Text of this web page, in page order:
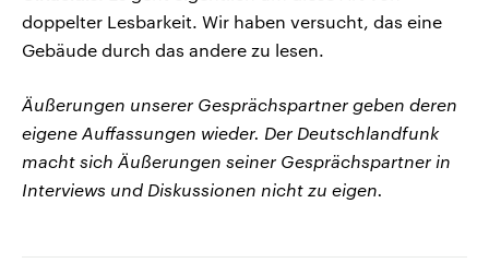
doppelter Lesbarkeit. Wir haben versucht, das eine
Gebäude durch das andere zu lesen.
Äußerungen unserer Gesprächspartner geben deren
eigene Auffassungen wieder. Der Deutschlandfunk
macht sich Äußerungen seiner Gesprächspartner in
Interviews und Diskussionen nicht zu eigen.